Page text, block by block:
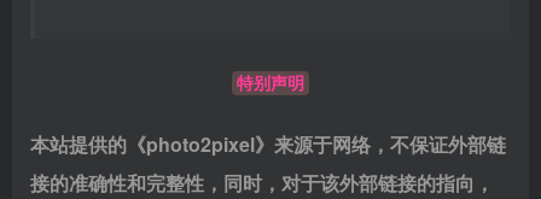
特别声明
本站提供的《photo2pixel》来源于网络，不保证外部链
接的准确性和完整性，同时，对于该外部链接的指向，